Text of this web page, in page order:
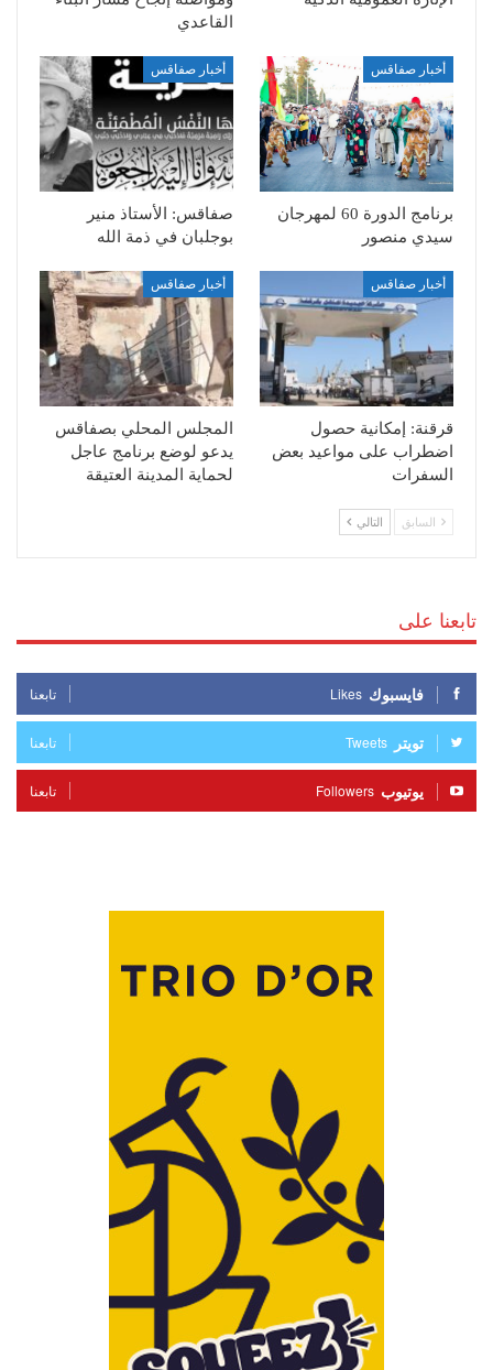
القاعدي
أخبار صفاقس
برنامج الدورة 60 لمهرجان
سيدي منصور
أخبار صفاقس
صفاقس: الأستاذ منير
بوجلبان في ذمة الله
أخبار صفاقس
قرقنة: إمكانية حصول
اضطراب على مواعيد بعض
السفرات
أخبار صفاقس
المجلس المحلي بصفاقس
يدعو لوضع برنامج عاجل
لحماية المدينة العتيقة
السابق التالي
تابعنا على
فايسبوك Likes تابعنا
تويتر Tweets تابعنا
يوتيوب Followers تابعنا